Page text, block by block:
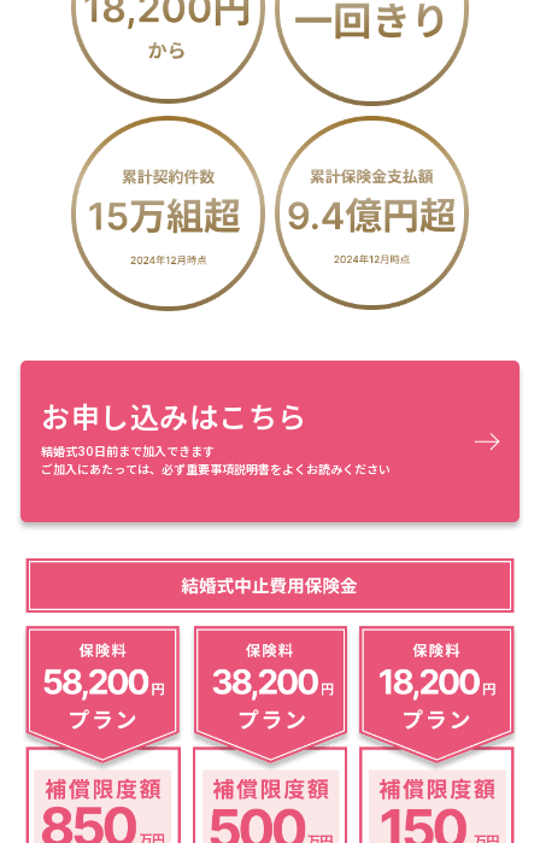
お申し込みはこちら
結婚式30日前まで加入できます
ご加入にあたっては、必ず重要事項説明書をよくお読みください